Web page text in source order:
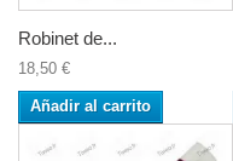
Robinet de...
18,50 €
Añadir al carrito